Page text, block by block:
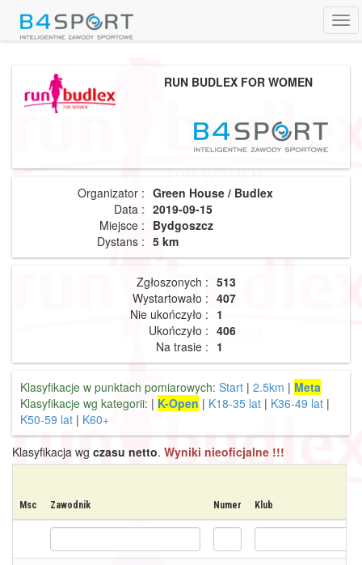
RUN BUDLEX FOR WOMEN
Organizator : Green House / Budlex
Data : 2019-09-15
Miejsce : Bydgoszcz
Dystans : 5 km
Zgłoszonych : 513
Wystartowało : 407
Nie ukończyło : 1
Ukończyło : 406
Na trasie : 1
Klasyfikacje w punktach pomiarowych: Start | 2.5km | Meta
Klasyfikacje wg kategorii: | K-Open | K18-35 lat | K36-49 lat |
K50-59 lat | K60+
Klasyfikacja wg czasu netto. Wyniki nieoficjalne !!!
Msc Zawodnik Numer Klub